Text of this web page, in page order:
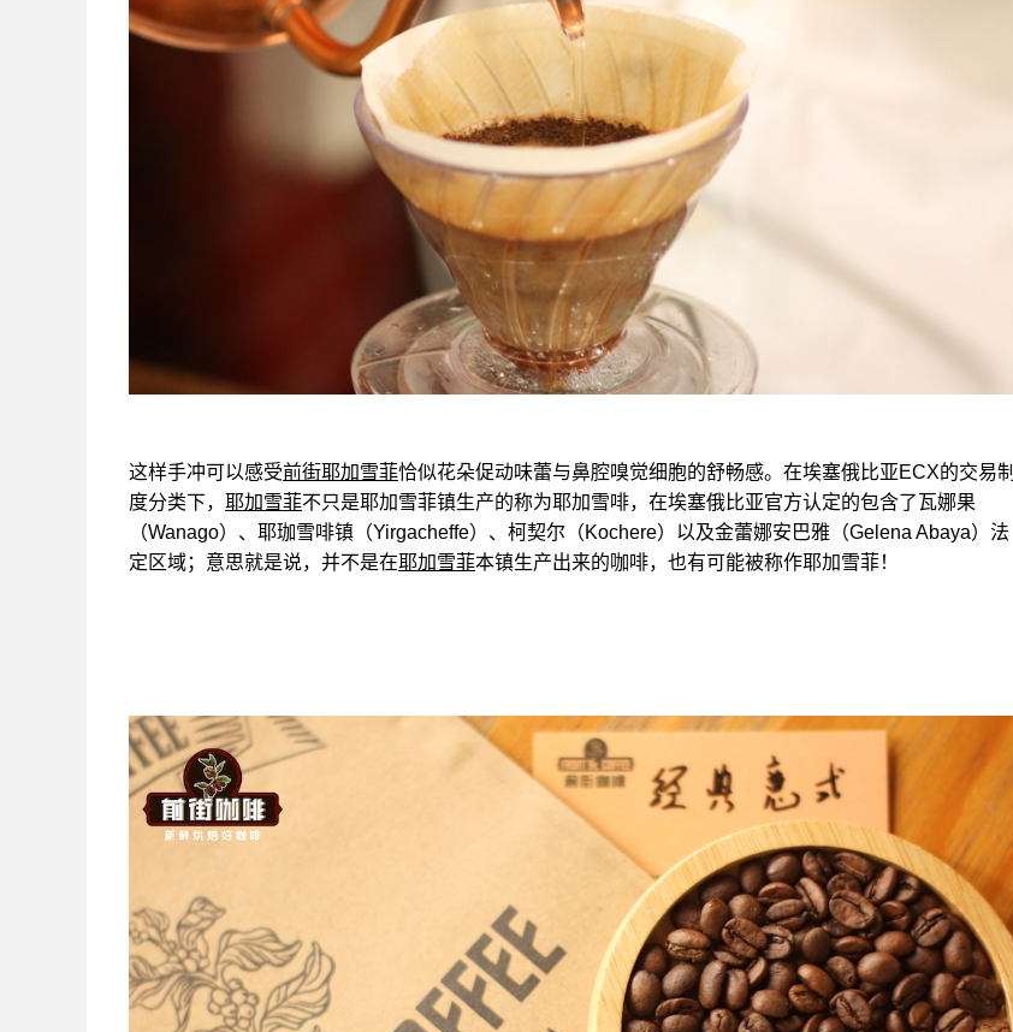
这样手冲可以感受前街耶加雪菲恰似花朵促动味蕾与鼻腔嗅觉细胞的舒畅感。在埃塞俄比亚ECX的交易制
度分类下， 耶加雪菲不只是耶加雪菲镇生产的称为耶加雪啡，在埃塞俄比亚官方认定的包含了瓦娜果
（Wanago）、耶珈雪啡镇（Yirgacheffe）、柯契尔（Kochere）以及金蕾娜安巴雅（Gelena Abaya）法
定区域；意思就是说，并不是在耶加雪菲本镇生产出来的咖啡，也有可能被称作耶加雪菲！